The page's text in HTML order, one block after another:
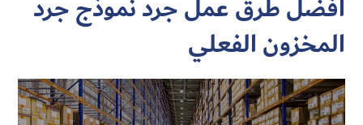
أفضل طرق عمل جرد نموذج جرد
المخزون الفعلي